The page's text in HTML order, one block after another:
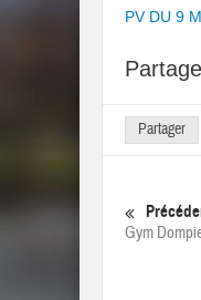
PV DU 9
Partager
Gym